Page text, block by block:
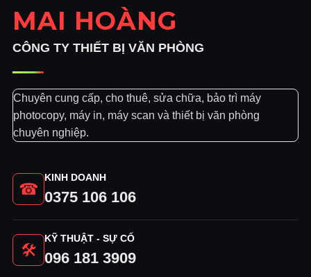
MAI HOÀNG
CÔNG TY THIẾT BỊ VĂN PHÒNG
Chuyên cung cấp, cho thuê, sửa chữa, bảo trì máy
photocopy, máy in, máy scan và thiết bị văn phòng
chuyên nghiệp.
☎
KINH DOANH
0375 106 106
🛠
KỸ THUẬT - SỰ CỐ
096 181 3909